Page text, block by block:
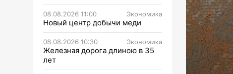
08.08.2026 11:00 Экономика
Новый центр добычи меди
08.08.2026 10:30 Экономика
Железная дорога длиною в 35
лет